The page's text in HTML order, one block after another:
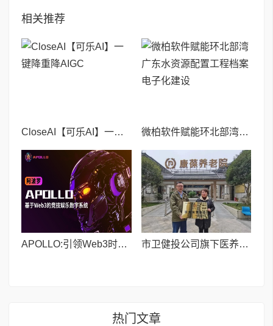
相关推荐
CloseAI【可乐AI】一键降重降AIGC 微柏软件赋能环北部湾广东水资源配置工程档案电子化建设
APOLLO:引领Web3时代竞技娱乐新风尚 市卫健投公司旗下医养公司与贵州康瑞养老合作养老服务
热门文章